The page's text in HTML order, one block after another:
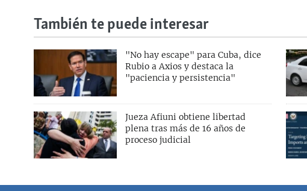
También te puede interesar
"No hay escape" para Cuba, dice
Rubio a Axios y destaca la
"paciencia y persistencia"
Jueza Afiuni obtiene libertad
plena tras más de 16 años de
proceso judicial